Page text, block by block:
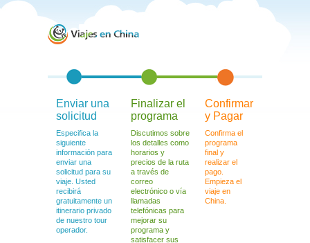
Enviar una
solicitud
Especifica la
siguiente
información para
enviar una
solicitud para su
viaje. Usted
recibirá
gratuitamente un
itinerario privado
de nuestro tour
operador.
Finalizar el
programa
Discutimos sobre
los detalles como
horarios y
precios de la ruta
a través de
correo
electrónico o vía
llamadas
telefónicas para
mejorar su
programa y
satisfacer sus
Confirmar
y Pagar
Confirma el
programa
final y
realizar el
pago.
Empieza el
viaje en
China.